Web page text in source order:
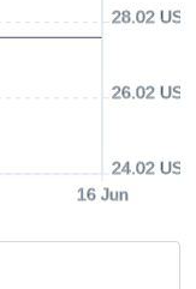
16 Jun
24.02 USD
26.02 USD
28.02 USD